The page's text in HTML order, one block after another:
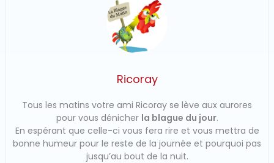
Ricoray
Tous les matins votre ami Ricoray se lève aux aurores
pour vous dénicher la blague du jour.
En espérant que celle-ci vous fera rire et vous mettra de
bonne humeur pour le reste de la journée et pourquoi pas
jusqu’au bout de la nuit.